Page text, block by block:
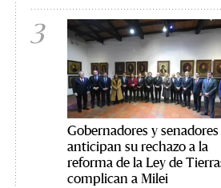
3
Gobernadores y senadores
anticipan su rechazo a la
reforma de la Ley de
complican a Milei